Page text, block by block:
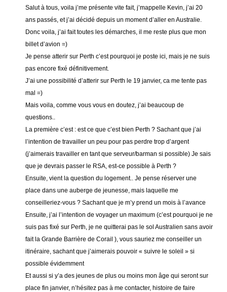
Salut à tous, voila j’me présente vite fait, j’mappelle Kevin, j’ai 20
ans passés, et j’ai décidé depuis un moment d’aller en Australie.
Donc voila, j’ai fait toutes les démarches, il me reste plus que mon
billet d’avion =)
Je pense atterir sur Perth c’est pourquoi je poste ici, mais je ne suis
pas encore fixé définitivement.
J’ai une possibilité d’atterir sur Perth le 19 janvier, ca me tente pas
mal =)
Mais voila, comme vous vous en doutez, j’ai beaucoup de
questions..
La première c’est : est ce que c’est bien Perth ? Sachant que j’ai
l’intention de travailler un peu pour pas perdre trop d’argent
(j’aimerais travailler en tant que serveur/barman si possible) Je sais
que je devrais passer le RSA, est-ce possible à Perth ?
Ensuite, vient la question du logement.. Je pense réserver une
place dans une auberge de jeunesse, mais laquelle me
conseilleriez-vous ? Sachant que je m’y prend un mois à l’avance
Ensuite, j’ai l’intention de voyager un maximum (c’est pourquoi je ne
suis pas fixé sur Perth, je ne quitterai pas le sol Australien sans avoir
fait la Grande Barrière de Corail ), vous sauriez me conseiller un
itinéraire, sachant que j’aimerais pouvoir « suivre le soleil » si
possible évidemment
Et aussi si y’a des jeunes de plus ou moins mon âge qui seront sur
place fin janvier, n’hésitez pas à me contacter, histoire de faire